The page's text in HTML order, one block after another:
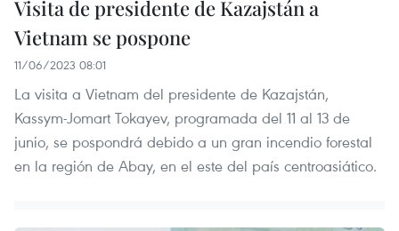
Visita de presidente de Kazajstán a
Vietnam se pospone
11/06/2023 08:01
La visita a Vietnam del presidente de Kazajstán,
Kassym-Jomart Tokayev, programada del 11 al 13 de
junio, se pospondrá debido a un gran incendio forestal
en la región de Abay, en el este del país centroasiático.